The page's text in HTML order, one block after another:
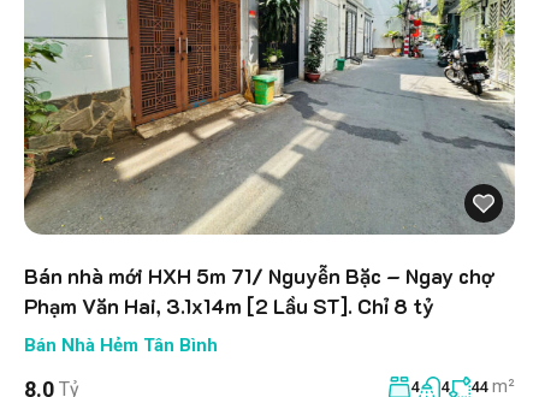
Bán nhà mới HXH 5m 71/ Nguyễn Bặc – Ngay chợ
Phạm Văn Hai, 3.1x14m [2 Lầu ST]. Chỉ 8 tỷ
Bán Nhà Hẻm Tân Bình
8.0 Tỷ 4 4 44 m²